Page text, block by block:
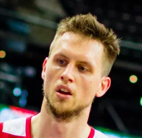
go Polacy. Sondaż dla „Wprost”